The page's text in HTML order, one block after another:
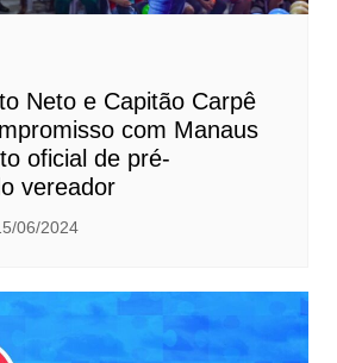
Neto e Capitão Carpê
com Manaus
oficial de pré-
vereador
06/2024